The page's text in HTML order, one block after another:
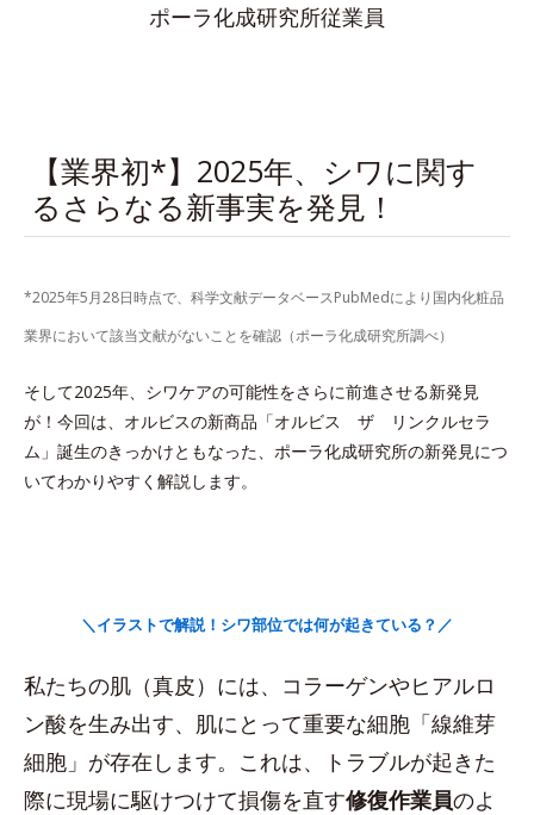
ポーラ化成研究所従業員
【業界初*】2025年、シワに関す
るさらなる新事実を発見！
*2025年5月28日時点で、科学文献データベースPubMedにより国内化粧品
業界において該当文献がないことを確認（ポーラ化成研究所調べ）
そして2025年、シワケアの可能性をさらに前進させる新発見
が！今回は、オルビスの新商品「オルビス ザ リンクルセラ
ム」誕生のきっかけともなった、ポーラ化成研究所の新発見につ
いてわかりやすく解説します。
＼イラストで解説！シワ部位では何が起きている？／
私たちの肌（真皮）には、コラーゲンやヒアルロ
ン酸を生み出す、肌にとって重要な細胞「線維芽
細胞」が存在します。これは、トラブルが起きた
際に現場に駆けつけて損傷を直す修復作業員のよ